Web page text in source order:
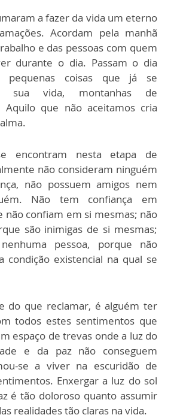
a fazer da vida um eterno
Acordam pela manhã
e das pessoas com quem
durante o dia. Passam o dia
pequenas coisas que já se
sua vida, montanhas de
Aquilo que não aceitamos cria
encontram nesta etapa de
não consideram ninguém
não possuem amigos nem
Não tem confiança em
não confiam em si mesmas; não
são inimigas de si mesmas;
pessoa, porque não
condição existencial na qual se
do que reclamar, é alguém ter
todos estes sentimentos que
espaço de trevas onde a luz do
e da paz não conseguem
se a viver na escuridão de
Enxergar a luz do sol
é tão doloroso quanto assumir
realidades tão claras na vida.